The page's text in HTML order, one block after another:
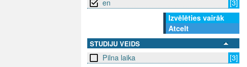
en
[3]
Izvēlēties vairāk
Atcelt
STUDIJU VEIDS
Pilna laika [3]